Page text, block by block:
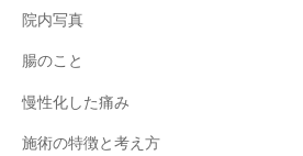
院内写真
腸のこと
慢性化した痛み
施術の特徴と考え方